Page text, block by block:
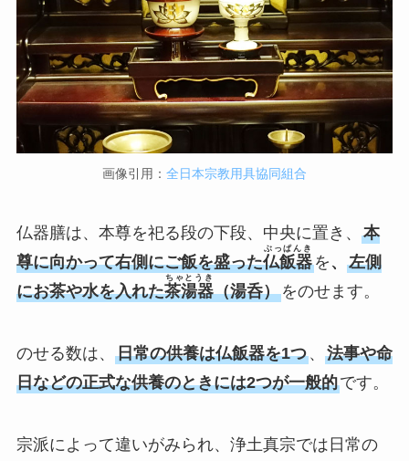
画像引用： 全日本宗教用具協同組合
仏器膳は、本尊を祀る段の下段、中央に置き、 本
尊に向かって右側にご飯を盛った仏飯器
ぶっぱんき
を 、 左側
にお茶や水を入れた茶湯器
ちゃとうき
（湯呑）をのせます。
のせる数は、 日常の供養は仏飯器を1つ、 法事や命
日などの正式な供養のときには2つが一般的です。
宗派によって違いがみられ、浄土真宗では日常の